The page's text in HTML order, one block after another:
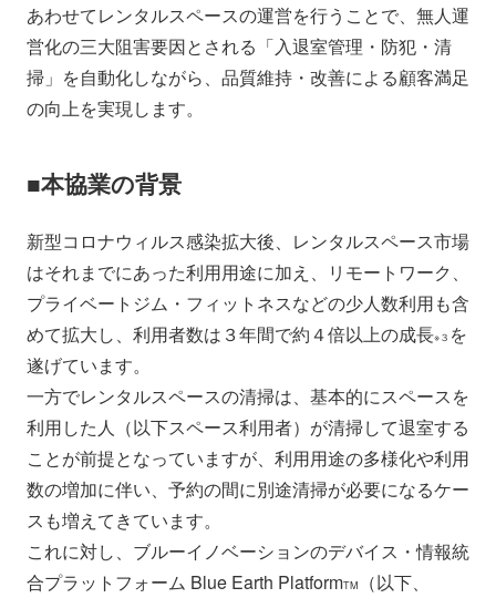
あわせてレンタルスペースの運営を行うことで、無人運
営化の三大阻害要因とされる「入退室管理・防犯・清
掃」を自動化しながら、品質維持・改善による顧客満足
の向上を実現します。
■本協業の背景
新型コロナウィルス感染拡大後、レンタルスペース市場
はそれまでにあった利用用途に加え、リモートワーク、
プライベートジム・フィットネスなどの少人数利用も含
めて拡大し、利用者数は３年間で約４倍以上の成長※３ を
遂げています。
一方でレンタルスペースの清掃は、基本的にスペースを
利用した人（以下スペース利用者）が清掃して退室する
ことが前提となっていますが、利用用途の多様化や利用
数の増加に伴い、予約の間に別途清掃が必要になるケー
スも増えてきています。
これに対し、ブルーイノベーションのデバイス・情報統
合プラットフォーム Blue Earth PlatformTM
（以下、